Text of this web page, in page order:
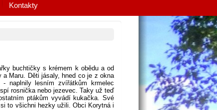
Kontakty
buchtičky s krémem k obědu a od
a Maru. Děti jásaly, hned co je z okna
naplnily lesním zvířátkům krmelec
rosnička nebo jezevec. Taky už teď
ptákům vyvádí kukačka. Své
to všichni hezky užili. Obci Korytná i